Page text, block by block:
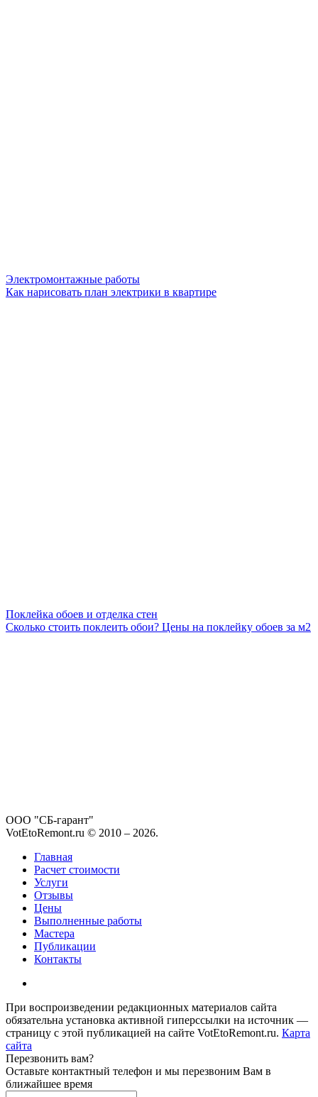
Электромонтажные работы
Как нарисовать план электрики в квартире
Поклейка обоев и отделка стен
Сколько стоить поклеить обои? Цены на поклейку обоев за м2
ООО "СБ-гарант"
VotEtoRemont.ru © 2010 – 2026.
Главная
Расчет стоимости
Услуги
Отзывы
Цены
Выполненные работы
Мастера
Публикации
Контакты
При воспроизведении редакционных материалов сайта
обязательна установка активной гиперссылки на источник —
страницу с этой публикацией на сайте VotEtoRemont.ru. Карта
сайта
Перезвонить вам?
Оставьте контактный телефон и мы перезвоним Вам в
ближайшее время